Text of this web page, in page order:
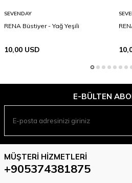
SEVENDAY
RENA Büstiyer - Yağ Yeşili
10,00 USD
E-BÜLTEN
MÜŞTERI HIZMETLERI
+905374381875